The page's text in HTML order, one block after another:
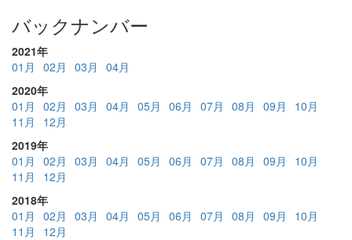
バックナンバー
2021年
01月
02月 03月
04月
2020年
01月
02月 03月 04月 05月 06月 07月 08月 09月
10月
11月
12月
2019年
01月
02月 03月 04月 05月 06月 07月 08月 09月
10月
11月
12月
2018年
01月
02月 03月 04月 05月 06月 07月 08月 09月
10月
11月
12月